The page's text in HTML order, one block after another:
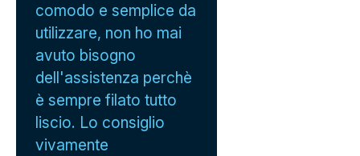
comodo e semplice da
utilizzare, non ho mai
avuto bisogno
dell'assistenza perchè
è sempre filato tutto
liscio. Lo consiglio
vivamente